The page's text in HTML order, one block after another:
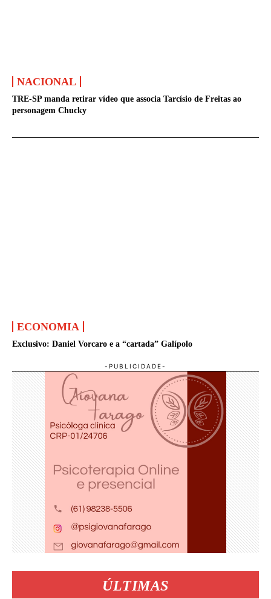
NACIONAL
TRE-SP manda retirar vídeo que associa Tarcísio de Freitas ao
personagem Chucky
ECONOMIA
Exclusivo: Daniel Vorcaro e a “cartada” Galípolo
ÚLTIMAS